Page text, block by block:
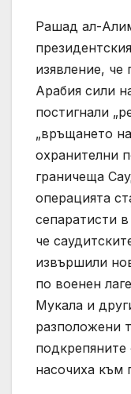
Рашад ал-
изявление, че
Арабия сили
постигнали
„връщането
охранителни
граничеща
операцията
сепаратисти
че
извършили
по военен
Мукала и
разположени
подкрепяните
насочиха към